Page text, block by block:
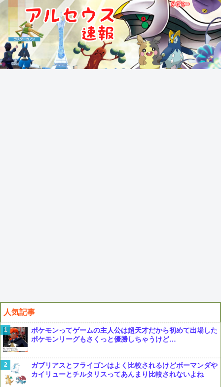
人気記事
ポケモンってゲームの主人公は超天才だから初めて出場した
ポケモンリーグもさくっと優勝しちゃうけど…
ガブリアスとフライゴンはよく比較されるけどボーマンダや
カイリューとチルタリスってあんまり比較されないよね